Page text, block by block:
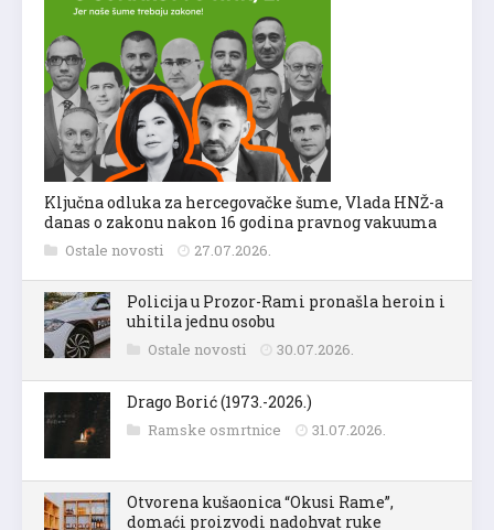
Ključna odluka za hercegovačke šume, Vlada HNŽ-a
danas o zakonu nakon 16 godina pravnog vakuuma
Ostale novosti 27.07.2026.
Policija u Prozor-Rami pronašla heroin i
uhitila jednu osobu
Ostale novosti 30.07.2026.
Drago Borić (1973.-2026.)
Ramske osmrtnice 31.07.2026.
Otvorena kušaonica “Okusi Rame”,
domaći proizvodi nadohvat ruke